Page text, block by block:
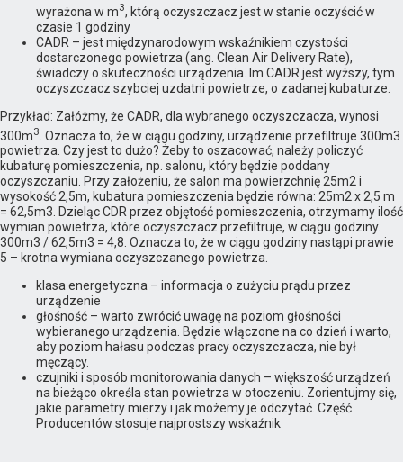
wyrażona w m3, którą oczyszczacz jest w stanie oczyścić w
czasie 1 godziny
CADR – jest międzynarodowym wskaźnikiem czystości
dostarczonego powietrza (ang. Clean Air Delivery Rate),
świadczy o skuteczności urządzenia. Im CADR jest wyższy, tym
oczyszczacz szybciej uzdatni powietrze, o zadanej kubaturze.
Przykład: Załóżmy, że CADR, dla wybranego oczyszczacza, wynosi
300m3 . Oznacza to, że w ciągu godziny, urządzenie przefiltruje 300m3
powietrza. Czy jest to dużo? Żeby to oszacować, należy policzyć
kubaturę pomieszczenia, np. salonu, który będzie poddany
oczyszczaniu. Przy założeniu, że salon ma powierzchnię 25m2 i
wysokość 2,5m, kubatura pomieszczenia będzie równa: 25m2 x 2,5 m
= 62,5m3. Dzieląc CDR przez objętość pomieszczenia, otrzymamy ilość
wymian powietrza, które oczyszczacz przefiltruje, w ciągu godziny.
300m3 / 62,5m3 = 4,8. Oznacza to, że w ciągu godziny nastąpi prawie
5 – krotna wymiana oczyszczanego powietrza.
klasa energetyczna – informacja o zużyciu prądu przez
urządzenie
głośność – warto zwrócić uwagę na poziom głośności
wybieranego urządzenia. Będzie włączone na co dzień i warto,
aby poziom hałasu podczas pracy oczyszczacza, nie był
męczący.
czujniki i sposób monitorowania danych – większość urządzeń
na bieżąco określa stan powietrza w otoczeniu. Zorientujmy się,
jakie parametry mierzy i jak możemy je odczytać. Część
Producentów stosuje najprostszy wskaźnik